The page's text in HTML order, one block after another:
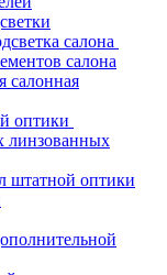
салона
салона
салонная
оптики
линзованных
штатной оптики